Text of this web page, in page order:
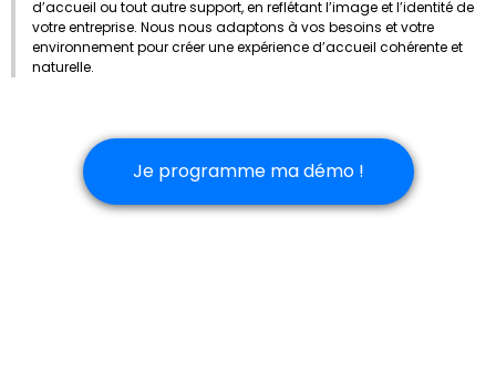
d’accueil ou tout autre support, en reflétant l’image et l’identité de
votre entreprise. Nous nous adaptons à vos besoins et votre
environnement pour créer une expérience d’accueil cohérente et
naturelle.
Je programme ma démo !